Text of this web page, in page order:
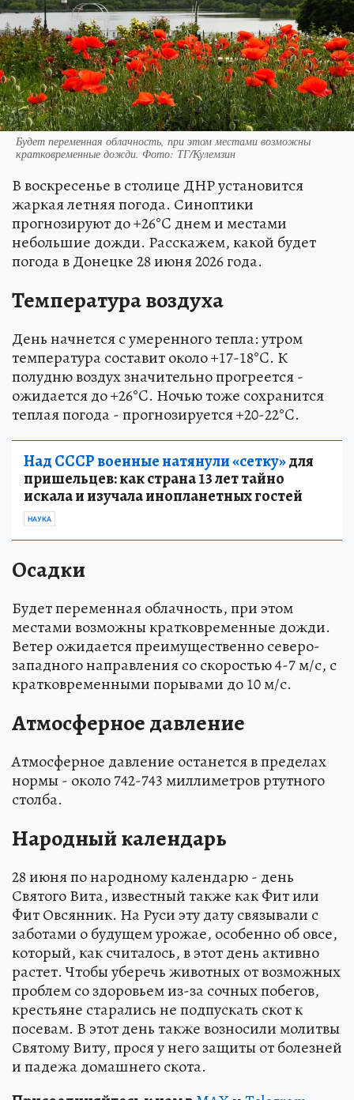
Будет переменная облачность, при этом местами возможны
кратковременные дожди. Фото: ТГ/Кулемзин
В воскресенье в столице ДНР установится
жаркая летняя погода. Синоптики
прогнозируют до +26°C днем и местами
небольшие дожди. Расскажем, какой будет
погода в Донецке 28 июня 2026 года.
Температура воздуха
День начнется с умеренного тепла: утром
температура составит около +17-18°C. К
полудню воздух значительно прогреется -
ожидается до +26°C. Ночью тоже сохранится
теплая погода - прогнозируется +20-22°C.
Над СССР военные натянули «сетку»для
пришельцев: как страна 13 лет тайно
искала и изучала инопланетных гостей
НАУКА
Осадки
Будет переменная облачность, при этом
местами возможны кратковременные дожди.
Ветер ожидается преимущественно северо-
западного направления со скоростью 4-7 м/с, с
кратковременными порывами до 10 м/с.
Атмосферное давление
Атмосферное давление останется в пределах
нормы - около 742-743 миллиметров ртутного
столба.
Народный календарь
28 июня по народному календарю - день
Святого Вита, известный также как Фит или
Фит Овсянник. На Руси эту дату связывали с
заботами о будущем урожае, особенно об овсе,
который, как считалось, в этот день активно
растет. Чтобы уберечь животных от возможных
проблем со здоровьем из-за сочных побегов,
крестьяне старались не подпускать скот к
посевам. В этот день также возносили молитвы
Святому Виту, прося у него защиты от болезней
и падежа домашнего скота.